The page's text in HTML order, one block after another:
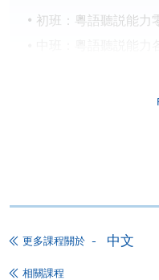
初班：粵語聽説能力
網上報名 立即報名
更多課程關於 中文
相關課程